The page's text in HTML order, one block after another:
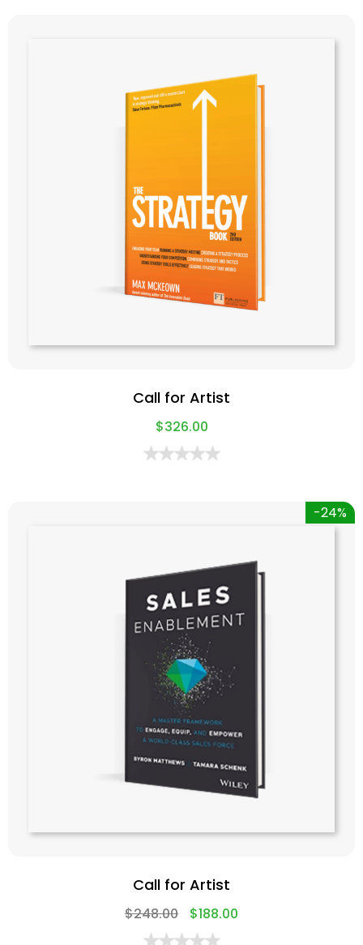
Call for Artist
$326.00
-24%
Call for Artist
$248.00 $188.00